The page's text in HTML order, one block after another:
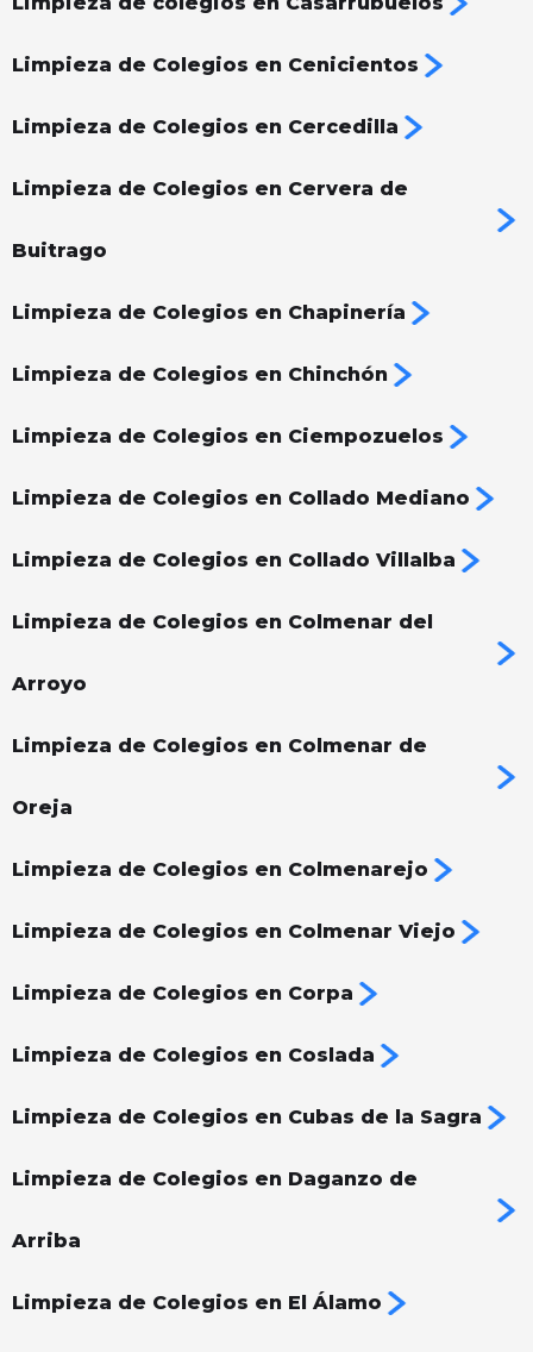
Limpieza de Colegios en Cenicientos
Limpieza de Colegios en Cercedilla
Limpieza de Colegios en Cervera de
Buitrago
Limpieza de Colegios en Chapinería
Limpieza de Colegios en Chinchón
Limpieza de Colegios en Ciempozuelos
Limpieza de Colegios en Collado Mediano
Limpieza de Colegios en Collado Villalba
Limpieza de Colegios en Colmenar del
Arroyo
Limpieza de Colegios en Colmenar de
Oreja
Limpieza de Colegios en Colmenarejo
Limpieza de Colegios en Colmenar Viejo
Limpieza de Colegios en Corpa
Limpieza de Colegios en Coslada
Limpieza de Colegios en Cubas de la Sagra
Limpieza de Colegios en Daganzo de
Arriba
Limpieza de Colegios en El Álamo